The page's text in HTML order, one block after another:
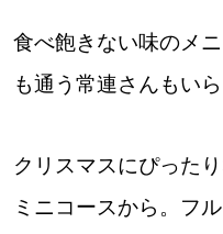
食べ飽きない味のメ
も通う常連さんもい
クリスマスにぴった
ミニコースから。フ